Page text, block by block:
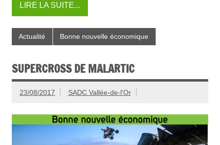
LIRE LA SUITE...
Actualité Bonne nouvelle économique
SUPERCROSS DE MALARTIC
23/08/2017 SADC Vallée-de-l'Or